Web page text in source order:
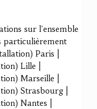
sur l'ensemble
particulièrement
Paris |
Lille |
Marseille |
Strasbourg |
Nantes |